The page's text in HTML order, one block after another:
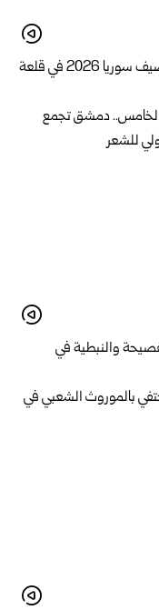
بحضور رسمي ودبلوماسي.. انطلاق مهرجان صيف سوريا 2026 في قلعة
والنبطية في